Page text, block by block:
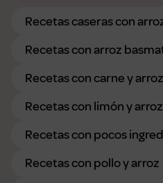
Recetas caseras con
Recetas con arroz
Recetas con carne y arroz
Recetas con limón y arroz
Recetas con pocos
Recetas con pollo y arroz